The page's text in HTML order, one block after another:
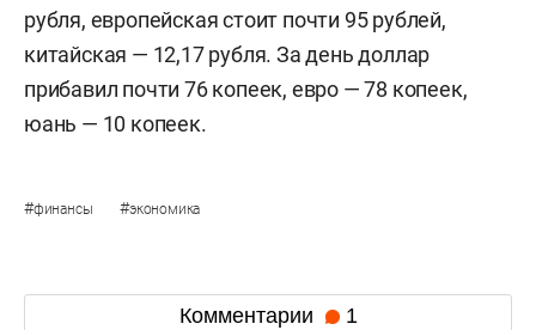
рубля, европейская стоит почти 95 рублей,
китайская — 12,17 рубля. За день доллар
прибавил почти 76 копеек, евро — 78 копеек,
юань — 10 копеек.
#финансы #экономика
Комментарии 1